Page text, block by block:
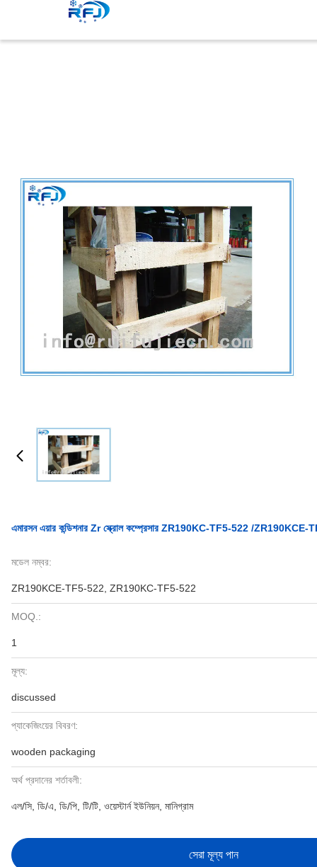
এমারসন এয়ার কন্ডিশনার Zr স্ক্রোল কম্প্রেসার ZR190KC-TF5-522 /ZR190KCE-
মডেল নম্বর:
ZR190KCE-TF5-522, ZR190KC-TF5-522
MOQ.:
1
মূল্য:
discussed
প্যাকেজিংয়ের বিবরণ:
wooden packaging
অর্থ প্রদানের শর্তাবলী:
এল/সি, ডি/এ, ডি/পি, টি/টি, ওয়েস্টার্ন ইউনিয়ন, মানিগ্রাম
সেরা মূল্য পান